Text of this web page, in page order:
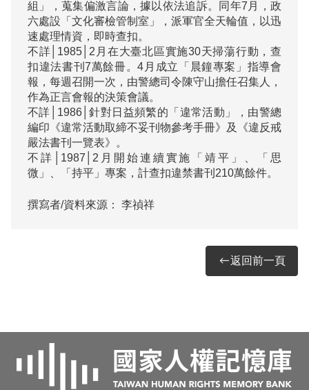
組」，蒐集偏激言論，據以依法追訴。同年7月，政
六處設「文化審檢管制室」，派軍官全天輪值，以迅
速處理情資，即時查扣。
不詳│1985│2月在大臺北區實施30天掃蕩行動，查
扣違法書刊7萬餘冊。4月成立「晨鐘專案」指導會
報，每週召開一次，由警總司令陳守山擔任召集人，
作為正言會報的決策會議。
不詳│1986│針對日益頻繁的「違常活動」，由警總
編印《違常活動取締不妥刊物參考手冊》及《違反戒
嚴法書刊一覽表》。
不詳│1987│2月開始連續實施「靖平」、「思
撰寫者/資料來源： 李禎祥
返回前一頁